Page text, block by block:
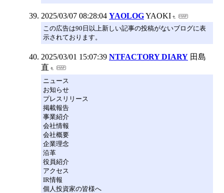
2025/03/07 08:28:04 YAOLOGYAOKI
この広告は90日以上新しい記事の投稿がないブログに表
示されております。
2025/03/01 15:07:39 NTFACTORY DIARY 田島
直
ニュース
お知らせ
プレスリリース
掲載報告
事業紹介
会社情報
会社概要
企業理念
沿革
役員紹介
アクセス
IR情報
個人投資家の皆様へ